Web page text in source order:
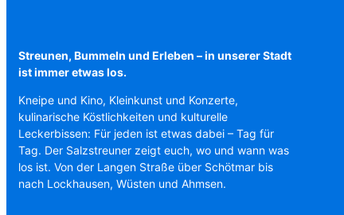
Streunen, Bummeln und Erleben – in unserer Stadt
ist immer etwas los.
Kneipe und Kino, Kleinkunst und Konzerte,
kulinarische Köstlichkeiten und kulturelle
Leckerbissen: Für jeden ist etwas dabei – Tag für
Tag. Der Salzstreuner zeigt euch, wo und wann was
los ist. Von der Langen Straße über Schötmar bis
nach Lockhausen, Wüsten und Ahmsen.